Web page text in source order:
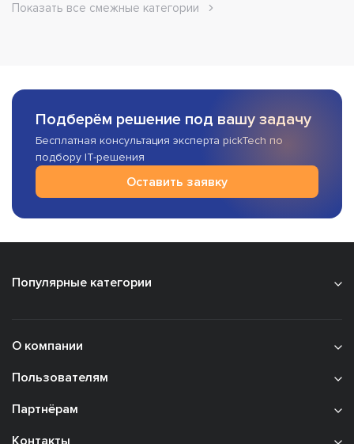
Показать все смежные категории
Подберём решение под вашу задачу
Бесплатная консультация эксперта pickTech по
подбору IT-решения
Оставить заявку
Популярные категории
О компании
Пользователям
Партнёрам